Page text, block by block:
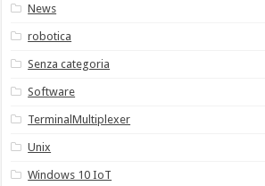
News
robotica
Senza categoria
Software
TerminalMultiplexer
Unix
Windows 10 IoT